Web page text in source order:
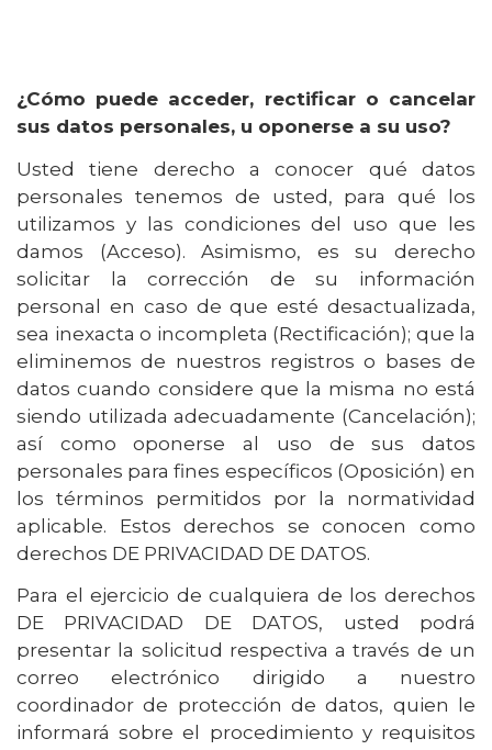
¿Cómo puede acceder, rectificar o cancelar
sus datos personales, u oponerse a su uso?
Usted tiene derecho a conocer qué datos
personales tenemos de usted, para qué los
utilizamos y las condiciones del uso que les
damos (Acceso). Asimismo, es su derecho
solicitar la corrección de su información
personal en caso de que esté desactualizada,
sea inexacta o incompleta (Rectificación); que la
eliminemos de nuestros registros o bases de
datos cuando considere que la misma no está
siendo utilizada adecuadamente (Cancelación);
así como oponerse al uso de sus datos
personales para fines específicos (Oposición) en
los términos permitidos por la normatividad
aplicable. Estos derechos se conocen como
derechos DE PRIVACIDAD DE DATOS.
Para el ejercicio de cualquiera de los derechos
DE PRIVACIDAD DE DATOS, usted podrá
presentar la solicitud respectiva a través de un
correo electrónico dirigido a nuestro
coordinador de protección de datos, quien le
informará sobre el procedimiento y requisitos